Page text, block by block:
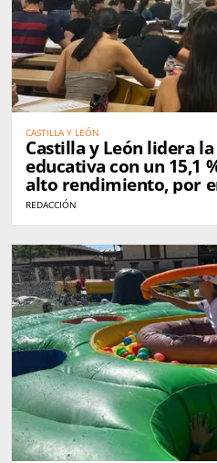
CASTILLA Y LEÓN
Castilla y León lidera
educativa con un 15,1
alto rendimiento, por
nacional
REDACCIÓN